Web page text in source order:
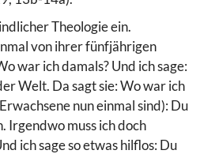
Theologie ein.
von ihrer fünfjährigen
war ich damals? Und ich sage:
Welt. Da sagt sie: Wo war ich
nun einmal sind): Du
Irgendwo muss ich doch
ich sage so etwas hilflos: Du